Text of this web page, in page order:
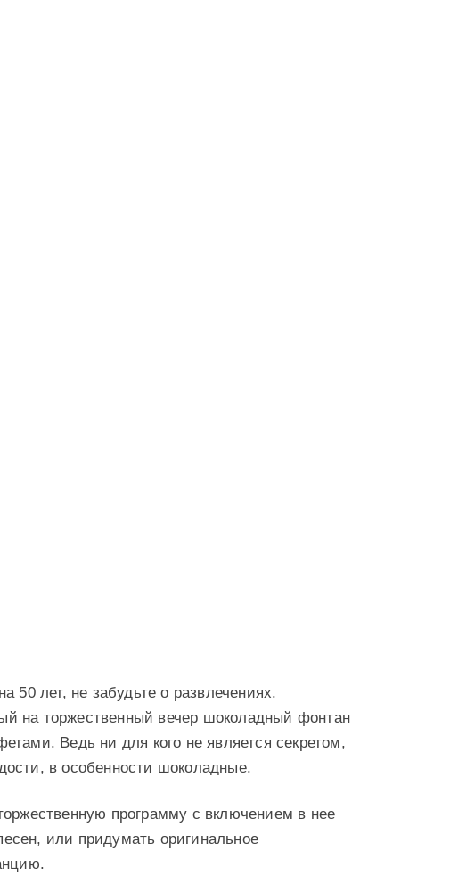
50 лет, не забудьте о развлечениях.
на торжественный вечер шоколадный фонтан
Ведь ни для кого не является секретом,
в особенности шоколадные.
программу с включением в нее
или придумать оригинальное